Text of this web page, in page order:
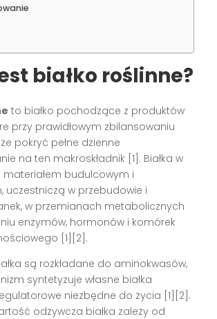
białko roślinne?
to białko pochodzące z produktów
przy prawidłowym zbilansowaniu
pokryć pełne dzienne
na ten makroskładnik [1]. Białka w
budulcowym i
uczestniczą w przebudowie i
w przemianach metabolicznych
enzymów, hormonów i komórek
[1][2].
są rozkładane do aminokwasów,
syntetyzuje własne białka
niezbędne do życia [1][2].
odżywcza białka zależy od